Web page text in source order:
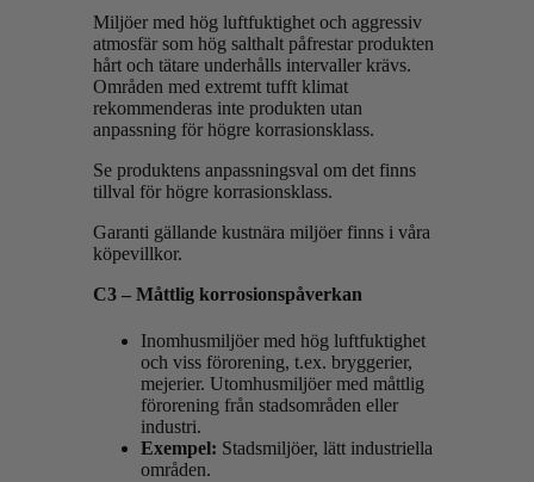
Miljöer med hög luftfuktighet och aggressiv
atmosfär som hög salthalt påfrestar produkten
hårt och tätare underhålls intervaller krävs.
Områden med extremt tufft klimat
rekommenderas inte produkten utan
anpassning för högre korrasionsklass.
Se produktens anpassningsval om det finns
tillval för högre korrasionsklass.
Garanti gällande kustnära miljöer finns i våra
köpevillkor.
C3 – Måttlig korrosionspåverkan
Inomhusmiljöer med hög luftfuktighet
och viss förorening, t.ex. bryggerier,
mejerier. Utomhusmiljöer med måttlig
förorening från stadsområden eller
industri.
Exempel: Stadsmiljöer, lätt industriella
områden.